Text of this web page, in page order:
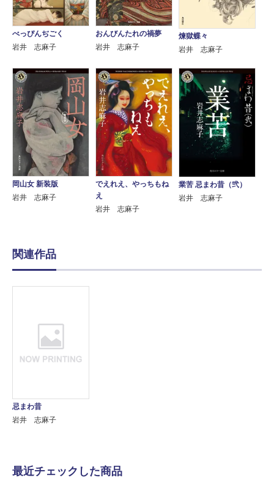
べっぴんぢごく
岩井 志麻子
おんびんたれの禍夢
岩井 志麻子
煉獄蝶々
岩井 志麻子
岡山女 新装版
岩井 志麻子
でえれえ、やっちもね
え
岩井 志麻子
業苦 忌まわ昔（弐）
岩井 志麻子
関連作品
忌まわ昔
岩井 志麻子
最近チェックした商品